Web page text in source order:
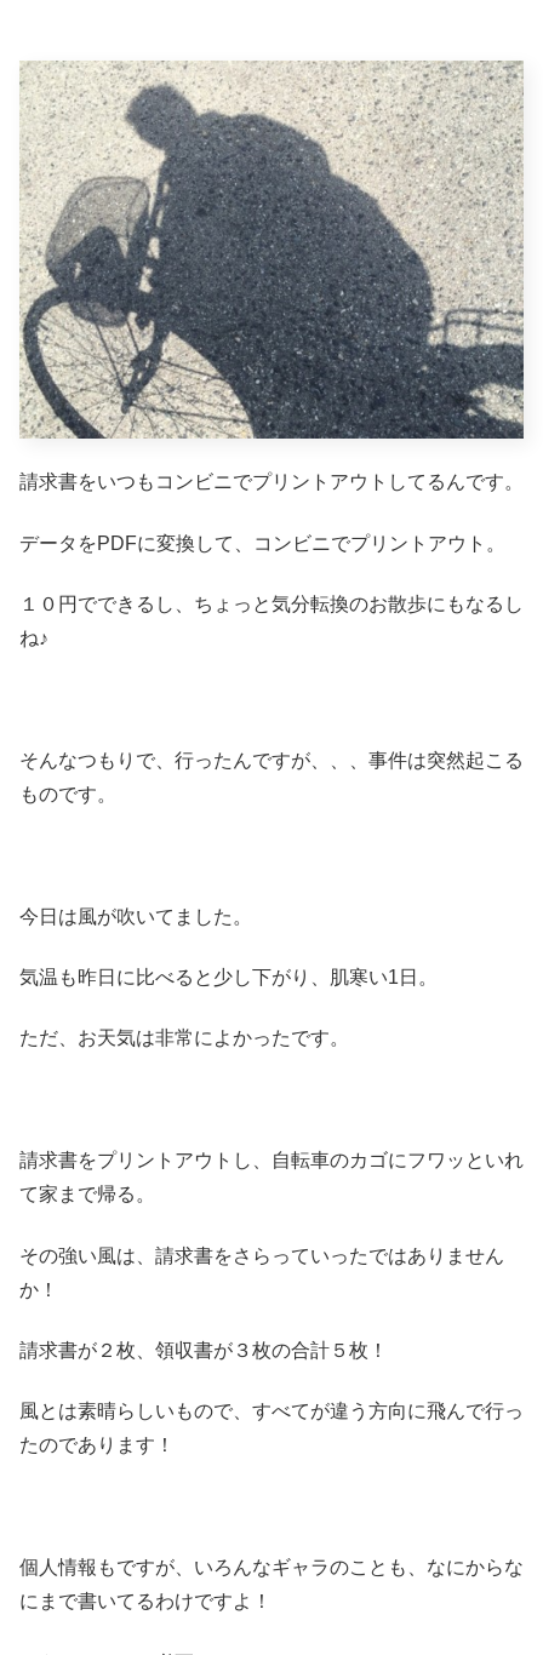
請求書をいつもコンビニでプリントアウトしてるんです。
データをPDFに変換して、コンビニでプリントアウト。
１０円でできるし、ちょっと気分転換のお散歩にもなるし
ね♪
そんなつもりで、行ったんですが、、、事件は突然起こる
ものです。
今日は風が吹いてました。
気温も昨日に比べると少し下がり、肌寒い1日。
ただ、お天気は非常によかったです。
請求書をプリントアウトし、自転車のカゴにフワッといれ
て家まで帰る。
その強い風は、請求書をさらっていったではありません
か！
請求書が２枚、領収書が３枚の合計５枚！
風とは素晴らしいもので、すべてが違う方向に飛んで行っ
たのであります！
個人情報もですが、いろんなギャラのことも、なにからな
にまで書いてるわけですよ！